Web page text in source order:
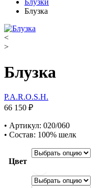
Блузки
Блузка
<
>
Блузка
P.A.R.O.S.H.
66 150 ₽
• Артикул: 020/060
• Состав: 100% шелк
Цвет